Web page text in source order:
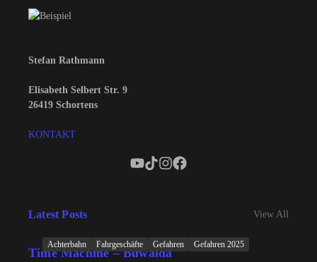
Stefan Rathmann
Elisabeth Selbert Str. 9
26419 Schortens
KONTAKT
Latest Posts View All
Achterbahn Fahrgeschäfte Gefahren Gefahren 2025
Time Machine – Buwalda